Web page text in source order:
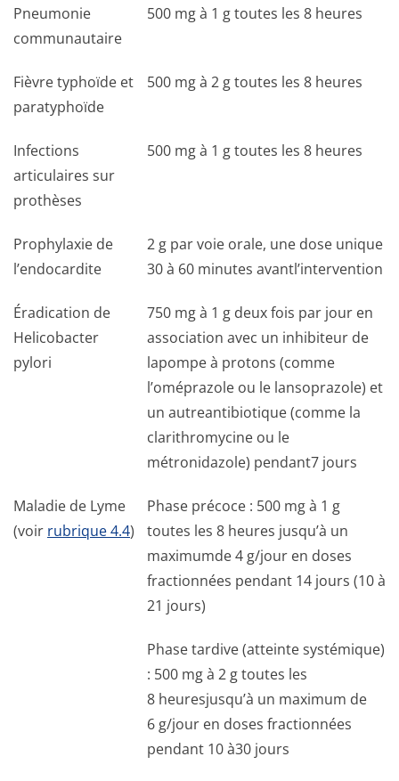
Pneumonie
communautaire
500 mg à 1 g toutes les 8 heures
Fièvre typhoïde et
paratyphoïde
500 mg à 2 g toutes les 8 heures
Infections
articulaires sur
prothèses
500 mg à 1 g toutes les 8 heures
Prophylaxie de
l’endocardite
2 g par voie orale, une dose unique
30 à 60 minutes avantl’intervention
Éradication de
Helicobacter
pylori
750 mg à 1 g deux fois par jour en
association avec un inhibiteur de
lapompe à protons (comme
l’oméprazole ou le lansoprazole) et
un autreantibiotique (comme la
clarithromycine ou le
métronidazole) pendant7 jours
Maladie de Lyme
(voir rubrique 4.4)
Phase précoce : 500 mg à 1 g
toutes les 8 heures jusqu’à un
maximumde 4 g/jour en doses
fractionnées pendant 14 jours (10 à
21 jours)
Phase tardive (atteinte systémique)
: 500 mg à 2 g toutes les
8 heuresjusqu’à un maximum de
6 g/jour en doses fractionnées
pendant 10 à30 jours